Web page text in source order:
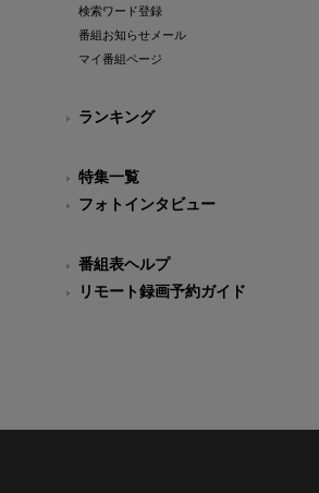
検索ワード登録
番組お知らせメール
マイ番組ページ
ランキング
特集一覧
フォトインタビュー
番組表ヘルプ
リモート録画予約ガイド